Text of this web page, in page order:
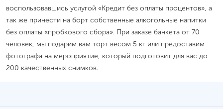
воспользовавшись услугой «Кредит без оплаты процентов», а
так же принести на борт собственные алкогольные напитки
без оплаты «пробкового сбора». При заказе банкета от 70
человек, мы подарим вам торт весом 5 кг или предоставим
фотографа на мероприятие, который подготовит для вас до
200 качественных снимков.